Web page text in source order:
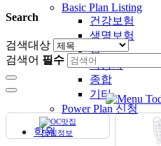
Basic Plan Listing
건강보험
생명보험
집
자동차
종합
기타
Power Plan 신청
학원
Search
검색대상
검색어 필수
맛집정보